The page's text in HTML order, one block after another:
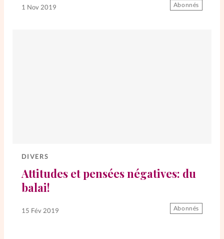
Si(x) simple de...
SpirituElles
Vive la famille
1 Nov 2019 Abonnés
DIVERS
Attitudes et pensées négatives: du
balai!
15 Fév 2019 Abonnés